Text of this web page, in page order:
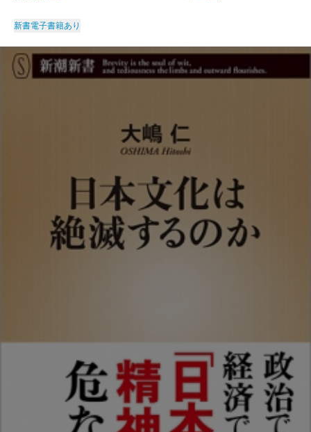
新書電子書籍あり